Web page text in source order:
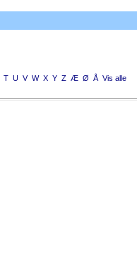
T U V W X Y Z Æ Ø Å Vis alle